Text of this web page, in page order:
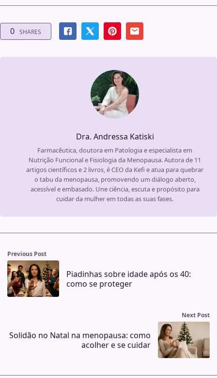
0 SHARES
Dra. Andressa Katiski
Farmacêutica, doutora em Patologia e especialista em
Nutrição Funcional e Fisiologia da Menopausa. Autora de 11
artigos científicos e 2 livros, é CEO da Kefi e atua para quebrar
o tabu da menopausa, promovendo um diálogo aberto,
acessível e embasado. Une ciência, escuta e propósito para
cuidar da mulher em todas as suas fases.
Previous Post
Piadinhas sobre idade após os 40:
como se proteger
Next Post
Solidão no Natal na menopausa: como
acolher e se cuidar